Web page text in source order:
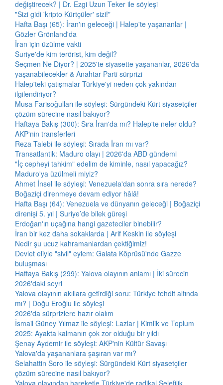
değiştirecek? | Dr. Ezgi Uzun Teker ile söyleşi
"Sizi gidi 'kripto Kürtçüler' sizi!"
Hafta Başı (65): İran'ın geleceği | Halep'te yaşananlar |
Gözler Grönland'da
İran için üzülme vakti
Suriye'de kim terörist, kim değil?
Seçmen Ne Diyor? | 2025'te siyasette yaşananlar, 2026'da
yaşanabilecekler & Anahtar Parti sürprizi
Halep'teki çatışmalar Türkiye'yi neden çok yakından
ilgilendiriyor?
Musa Farisoğulları ile söyleşi: Sürgündeki Kürt siyasetçiler
çözüm sürecine nasıl bakıyor?
Haftaya Bakış (300): Sıra İran'da mı? Halep'te neler oldu?
AKP'nin transferleri
Reza Talebi ile söyleşi: Sırada İran mı var?
Transatlantik: Maduro olayı | 2026'da ABD gündemi
"İç cepheyi tahkim" edelim de kiminle, nasıl yapacağız?
Maduro'ya üzülmeli miyiz?
Ahmet İnsel ile söyleşi: Venezuela'dan sonra sıra nerede?
Boğaziçi direnmeye devam ediyor hâlâ!
Hafta Başı (64): Venezuela ve dünyanın geleceği | Boğaziçi
direnişi 5. yıl | Suriye’de bilek güreşi
Erdoğan'ın uçağına hangi gazeteciler binebilir?
İran bir kez daha sokaklarda | Arif Keskin ile söyleşi
Nedir şu ucuz kahramanlardan çektiğimiz!
Devlet eliyle "sivil" eylem: Galata Köprüsü'nde Gazze
buluşması
Haftaya Bakış (299): Yalova olayının anlamı | İki sürecin
2026'daki seyri
Yalova olayının akıllara getirdiği soru: Türkiye tehdit altında
mı? | Doğu Eroğlu ile söyleşi
2026'da sürprizlere hazır olalım
İsmail Güney Yılmaz ile söyleşi: Lazlar | Kimlik ve Toplum
2025: Ayakta kalmanın çok zor olduğu bir yıldı
Şenay Aydemir ile söyleşi: AKP'nin Kültür Savaşı
Yalova'da yaşananlara şaşıran var mı?
Selahattin Soro ile söyleşi: Sürgündeki Kürt siyasetçiler
çözüm sürecine nasıl bakıyor?
Yalova olayından hareketle Türkiye'de radikal Selefilik